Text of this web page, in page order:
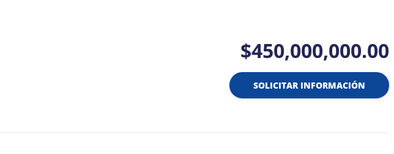
$450,000,000.00
SOLICITAR INFORMACIÓN